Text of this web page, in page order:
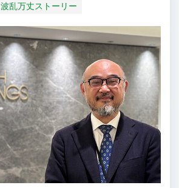
波乱万丈ストーリー